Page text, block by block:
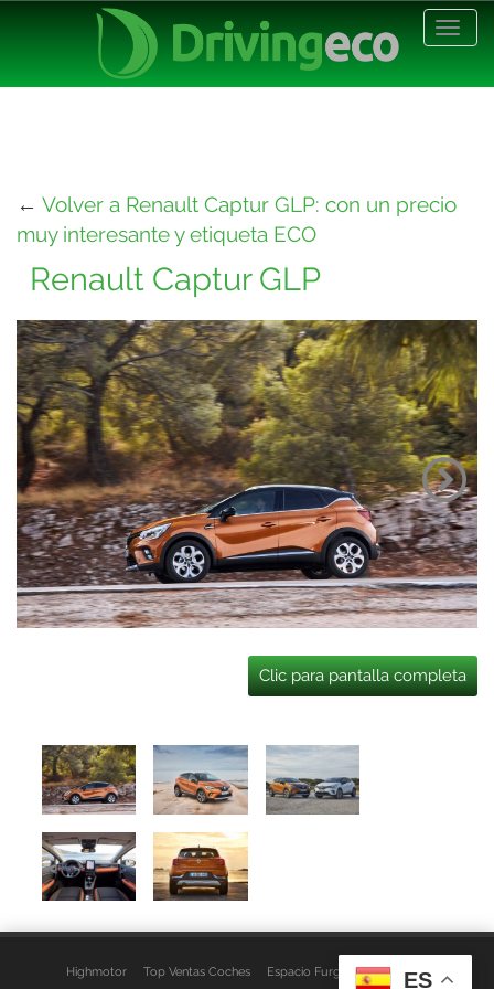
← Volver a Renault Captur GLP: con un precio
muy interesante y etiqueta ECO
Renault Captur GLP
Clic para pantalla completa
Highmotor Top Ventas Coches Espacio Furgo Aviso Legal
ES